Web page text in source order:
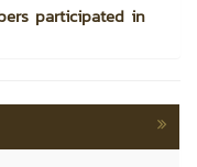
participated in